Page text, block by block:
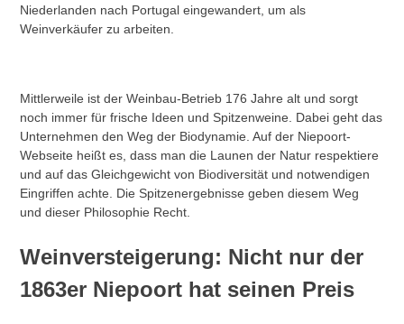
Niederlanden nach Portugal eingewandert, um als
Weinverkäufer zu arbeiten.
Mittlerweile ist der Weinbau-Betrieb 176 Jahre alt und sorgt
noch immer für frische Ideen und Spitzenweine. Dabei geht das
Unternehmen den Weg der Biodynamie. Auf der Niepoort-
Webseite heißt es, dass man die Launen der Natur respektiere
und auf das Gleichgewicht von Biodiversität und notwendigen
Eingriffen achte. Die Spitzenergebnisse geben diesem Weg
und dieser Philosophie Recht.
Weinversteigerung: Nicht nur der
1863er Niepoort hat seinen Preis